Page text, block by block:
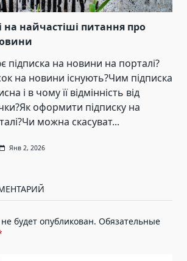
на найчастіші питання про
підписка на новини на порталі?
на новини існують?Чим підписка
і в чому її відмінність від
оформити підписку на
можна скасуват...
Янв 2, 2026
будет опубликован. Обязательные